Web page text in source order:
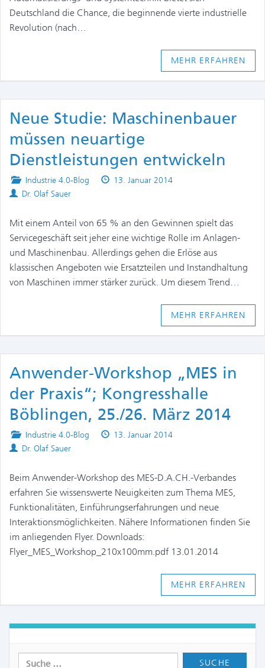
Deutschland die Chance, die beginnende vierte industrielle
Revolution (nach…
MEHR ERFAHREN
Neue Studie: Maschinenbauer
müssen neuartige
Dienstleistungen entwickeln
Posted
in
Industrie 4.0-Blog
Published
13. Januar 2014
Authors
Dr. Olaf Sauer
Mit einem Anteil von 65 % an den Gewinnen spielt das
Servicegeschäft seit jeher eine wichtige Rolle im Anlagen-
und Maschinenbau. Allerdings gehen die Erlöse aus
klassischen Angeboten wie Ersatzteilen und Instandhaltung
von Maschinen immer stärker zurück. Um diesem Trend…
MEHR ERFAHREN
Anwender-Workshop „MES in
der Praxis“; Kongresshalle
Böblingen, 25./26. März 2014
Posted
in
Industrie 4.0-Blog
Published
13. Januar 2014
Authors
Dr. Olaf Sauer
Beim Anwender-Workshop des MES-D.A.CH.-Verbandes
erfahren Sie wissenswerte Neuigkeiten zum Thema MES,
Funktionalitäten, Einführungserfahrungen und neue
Interaktionsmöglichkeiten. Nähere Informationen finden Sie
im anliegenden Flyer. Downloads:
Flyer_MES_Workshop_210x100mm.pdf 13.01.2014
MEHR ERFAHREN